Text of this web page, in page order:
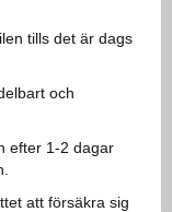
tills det är dags
och
efter 1-2 dagar
att försäkra sig